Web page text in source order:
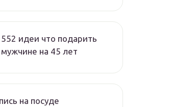
552 идеи что подарить
мужчине на 45 лет
на посуде